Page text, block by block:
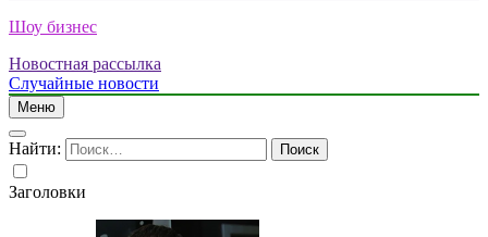
Шоу бизнес
Новостная рассылка
Случайные новости
Меню
Найти:
Заголовки